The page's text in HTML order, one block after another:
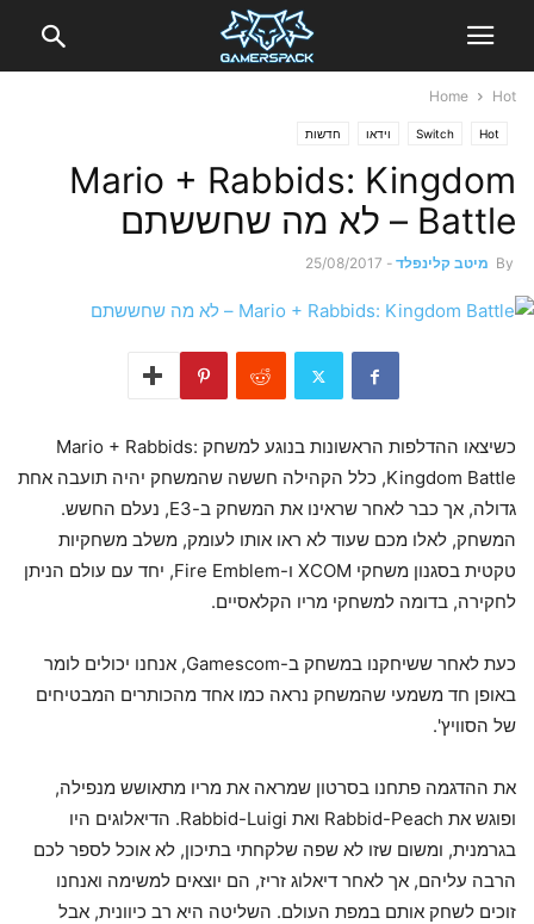
Home Hot
Hot
Switch וידאו חדשות
Mario + Rabbids: Kingdom
Battle – לא מה שחששתם
By מיטב קלינפלד -
25/08/2017
כשיצאו ההדלפות הראשונות בנוגע למשחק Mario + Rabbids:
Kingdom Battle, כלל הקהילה חששה שהמשחק יהיה תועבה אחת
גדולה, אך כבר לאחר שראינו את המשחק ב-E3, נעלם החשש.
המשחק, לאלו מכם שעוד לא ראו אותו לעומק, משלב משחקיות
טקטית בסגנון משחקי XCOM ו-Fire Emblem, יחד עם עולם הניתן
לחקירה, בדומה למשחקי מריו הקלאסיים.
כעת לאחר ששיחקנו במשחק ב-Gamescom, אנחנו יכולים לומר
באופן חד משמעי שהמשחק נראה כמו אחד מהכותרים המבטיחים
של הסוויץ'.
את ההדגמה פתחנו בסרטון שמראה את מריו מתאושש מנפילה,
ופוגש את Rabbid-Peach ואת Rabbid-Luigi. הדיאלוגים היו
בגרמנית, ומשום שזו לא שפה שלקחתי בתיכון, לא אוכל לספר לכם
הרבה עליהם, אך לאחר דיאלוג זריז, הם יוצאים למשימה ואנחנו
זוכים לשחק אותם במפת העולם. השליטה היא רב כיוונית, אבל